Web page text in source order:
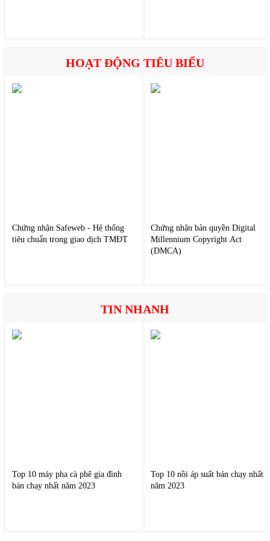
Tiết kiệm điện năng tối đa
Bình chứa nước dễ tháo lắp, vệ sinh
Tự động ngắt khi bình nước đầy
HOẠT ĐỘNG TIÊU BIỂU
Chứng nhận Safeweb - Hệ thống
tiêu chuẩn trong giao dịch TMĐT
Chứng nhận bản quyền Digital
Millennium Copyright Act
(DMCA)
TIN NHANH
Top 10 máy pha cà phê gia đình
bán chạy nhất năm 2023
Top 10 nồi áp suất bán chạy nhất
năm 2023